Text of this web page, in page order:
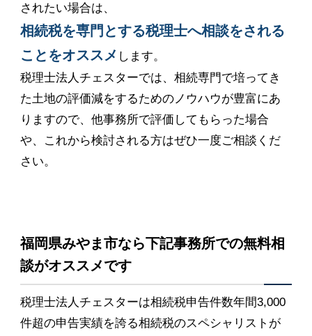
されたい場合は、
相続税を専門とする税理士へ相談をされる
ことをオススメ します。
税理士法人チェスターでは、相続専門で培ってき
た土地の評価減をするためのノウハウが豊富にあ
りますので、他事務所で評価してもらった場合
や、これから検討される方はぜひ一度ご相談くだ
さい。
福岡県みやま市なら下記事務所での無料相
談がオススメです
税理士法人チェスターは相続税申告件数年間3,000
件超の申告実績を誇る相続税のスペシャリストが